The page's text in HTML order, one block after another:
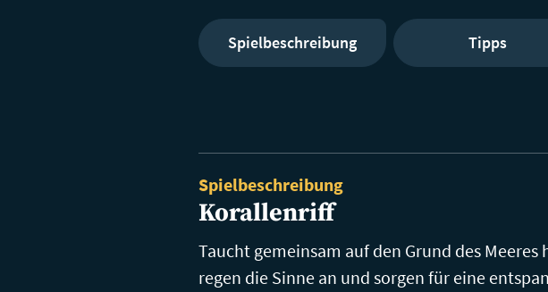
Spielbeschreibung Tipps
Spielbeschreibung
Korallenriff
Taucht gemeinsam auf den Grund des
regen die Sinne an und sorgen für eine